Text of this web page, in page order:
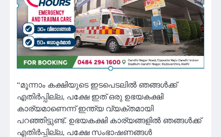
“മൂന്നാം കക്ഷിയുടെ ഇടപെടലിൽ ഞങ്ങൾക്ക്
എതിർപ്പില്ല, പക്ഷേ ഇത് ഒരു ഉഭയകക്ഷി
കാര്യമാണെന്ന് ഇന്ത്യ വ്യക്തമായി
പറഞ്ഞിട്ടുണ്ട്. ഉഭയകക്ഷി കാര്യങ്ങളിൽ ഞങ്ങൾക്ക്
എതിർപ്പില്ല, പക്ഷേ സംഭാഷണങ്ങൾ